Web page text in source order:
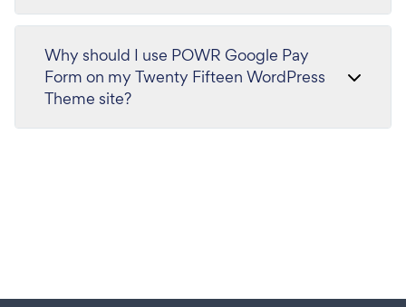
Why should I use POWR Google Pay
Form on my Twenty Fifteen WordPress
Theme site?